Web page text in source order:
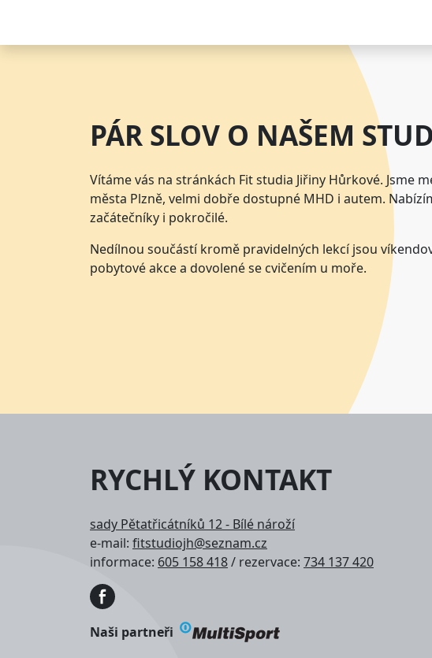
PÁR SLOV O NAŠEM
Vítáme vás na stránkách Fit studia Jiřiny Hůrkové. Jsme
města Plzně, velmi dobře dostupné MHD i autem.
začátečníky i pokročilé.
Nedílnou součástí kromě pravidelných lekcí jsou
pobytové akce a dovolené se cvičením u moře.
RYCHLÝ KONTAKT
sady Pětatřicátníků 12 - Bílé nároží
e-mail: fitstudiojh@seznam.cz
informace: 605 158 418/ rezervace: 734 137 420
Obrázek
Naši partneři